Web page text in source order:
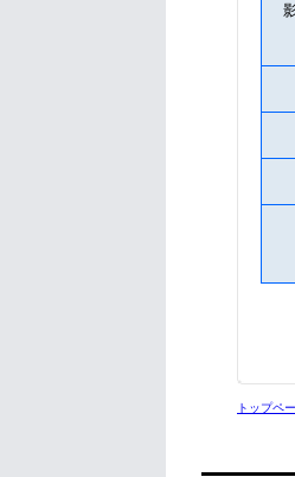
トップペ